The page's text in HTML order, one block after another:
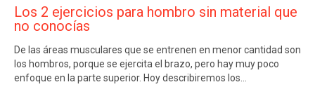
Los 2 ejercicios para hombro sin material que
no conocías
De las áreas musculares que se entrenen en menor cantidad son
los hombros, porque se ejercita el brazo, pero hay muy poco
enfoque en la parte superior. Hoy describiremos los…